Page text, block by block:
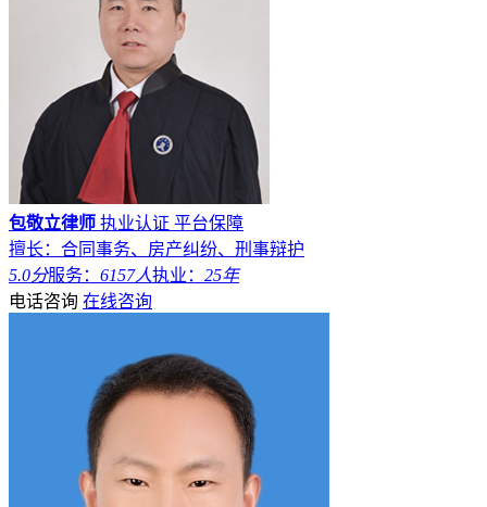
包敬立律师 执业认证 平台保障
擅长：合同事务、房产纠纷、刑事辩护
5.0分服务： 6157人执业： 25年
电话咨询 在线咨询